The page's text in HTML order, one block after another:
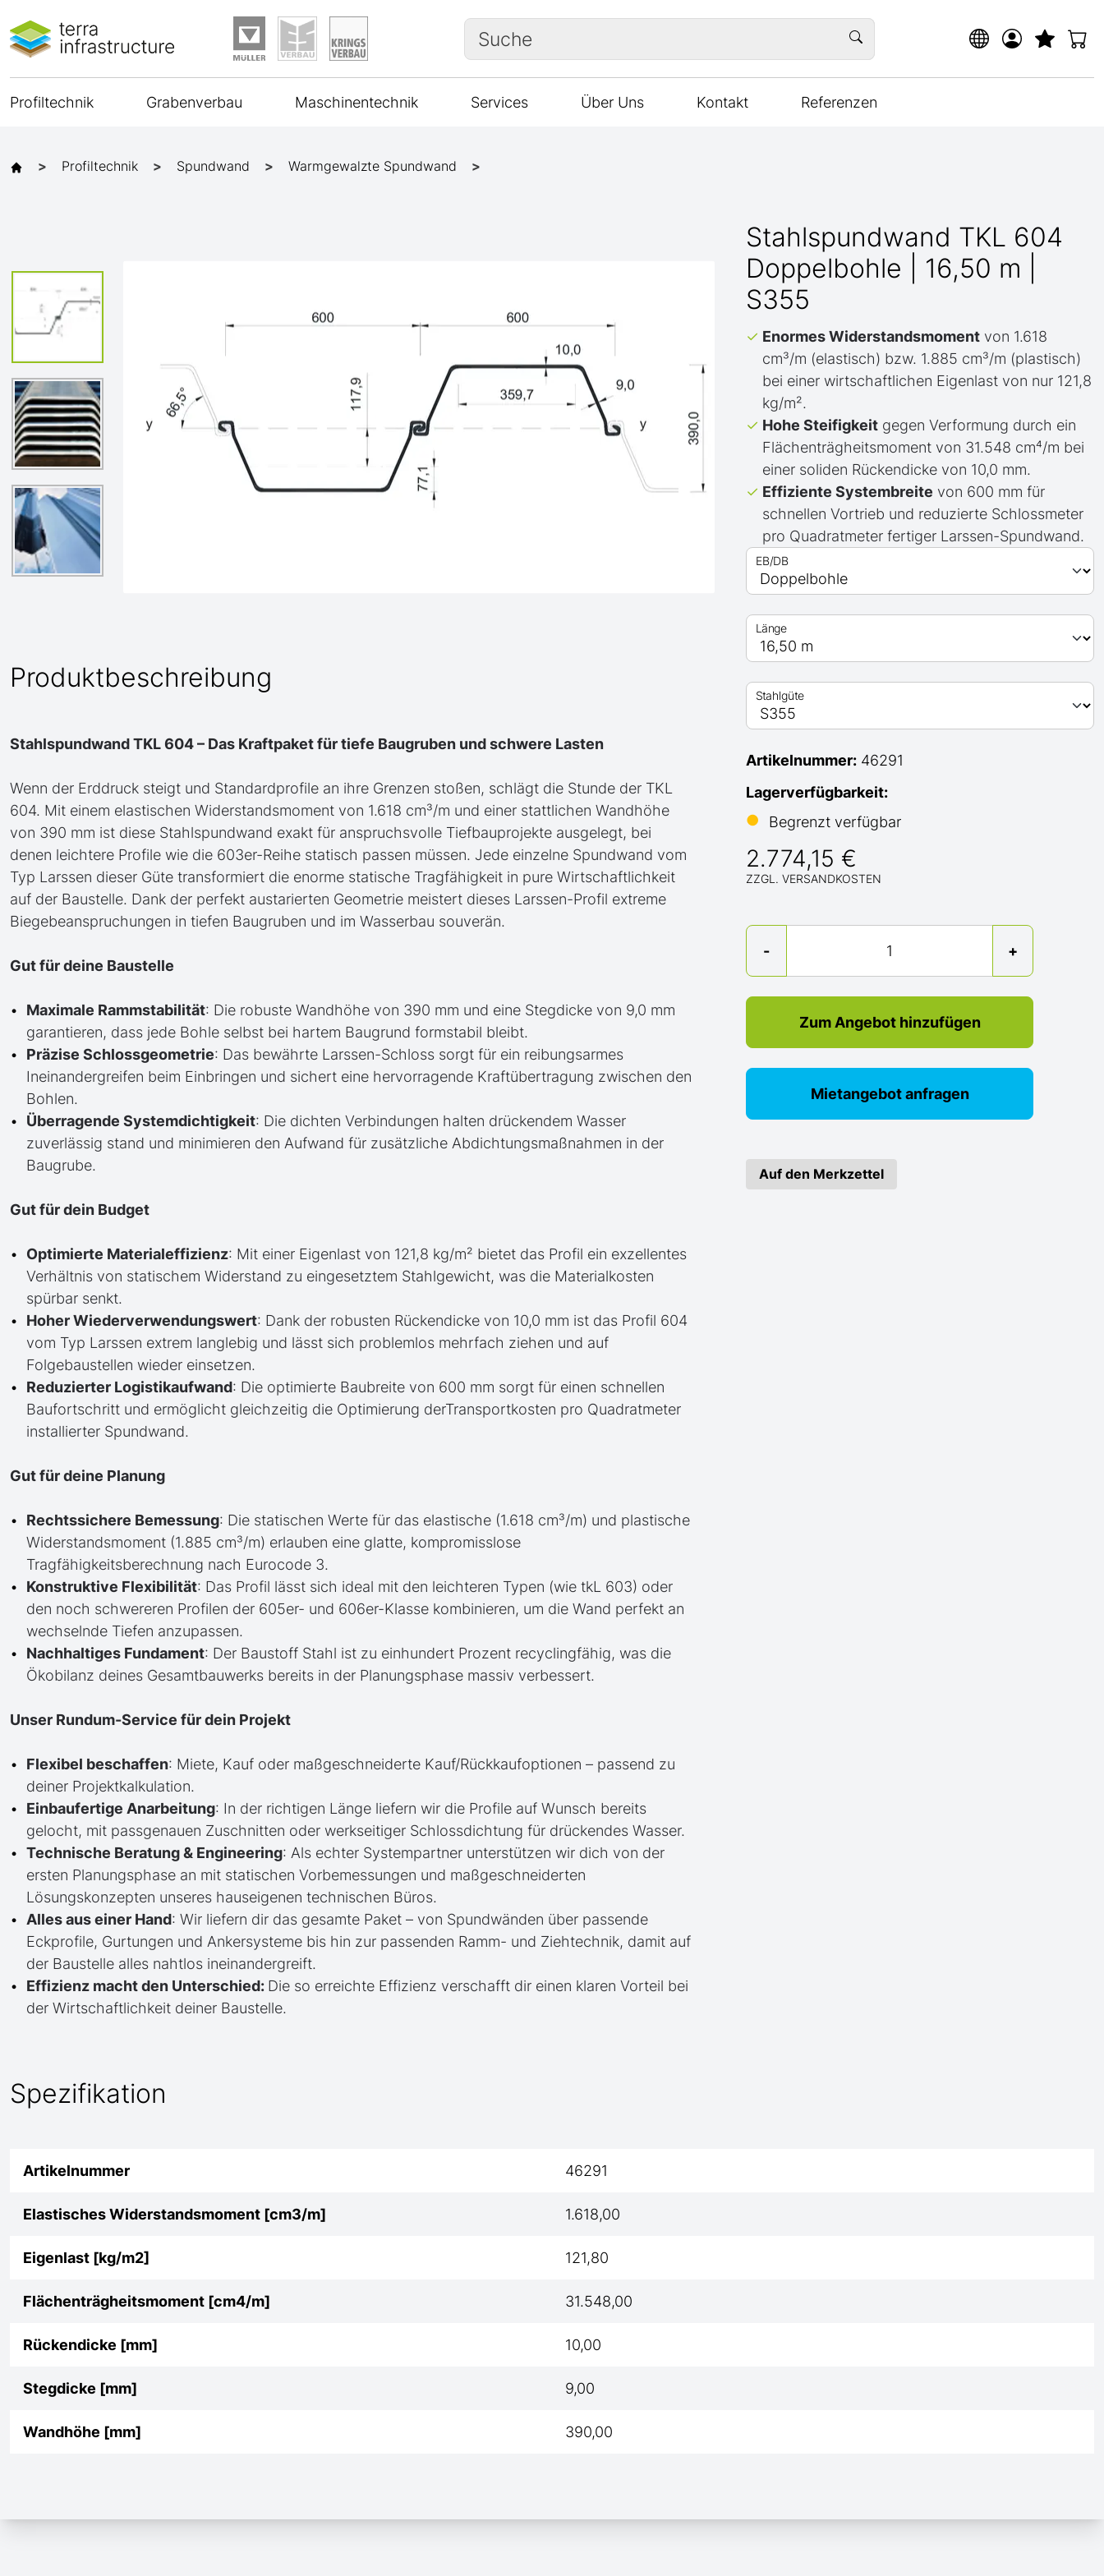
Suche
Profiltechnik Grabenverbau Maschinentechnik Services Über Uns Kontakt Referenzen
Profiltechnik Spundwand Warmgewalzte Spundwand
Produktbeschreibung
Stahlspundwand TKL 604 – Das Kraftpaket für tiefe Baugruben und schwere Lasten
Wenn der Erddruck steigt und Standardprofile an ihre Grenzen stoßen, schlägt die Stunde der TKL
604. Mit einem elastischen Widerstandsmoment von 1.618 cm³/m und einer stattlichen Wandhöhe
von 390 mm ist diese Stahlspundwand exakt für anspruchsvolle Tiefbauprojekte ausgelegt, bei
denen leichtere Profile wie die 603er-Reihe statisch passen müssen. Jede einzelne Spundwand vom
Typ Larssen dieser Güte transformiert die enorme statische Tragfähigkeit in pure Wirtschaftlichkeit
auf der Baustelle. Dank der perfekt austarierten Geometrie meistert dieses Larssen-Profil extreme
Biegebeanspruchungen in tiefen Baugruben und im Wasserbau souverän.
Gut für deine Baustelle
Maximale Rammstabilität: Die robuste Wandhöhe von 390 mm und eine Stegdicke von 9,0 mm
garantieren, dass jede Bohle selbst bei hartem Baugrund formstabil bleibt.
Präzise Schlossgeometrie: Das bewährte Larssen-Schloss sorgt für ein reibungsarmes
Ineinandergreifen beim Einbringen und sichert eine hervorragende Kraftübertragung zwischen den
Bohlen.
Überragende Systemdichtigkeit: Die dichten Verbindungen halten drückendem Wasser
zuverlässig stand und minimieren den Aufwand für zusätzliche Abdichtungsmaßnahmen in der
Baugrube.
Gut für dein Budget
Optimierte Materialeffizienz: Mit einer Eigenlast von 121,8 kg/m² bietet das Profil ein exzellentes
Verhältnis von statischem Widerstand zu eingesetztem Stahlgewicht, was die Materialkosten
spürbar senkt.
Hoher Wiederverwendungswert: Dank der robusten Rückendicke von 10,0 mm ist das Profil 604
vom Typ Larssen extrem langlebig und lässt sich problemlos mehrfach ziehen und auf
Folgebaustellen wieder einsetzen.
Reduzierter Logistikaufwand: Die optimierte Baubreite von 600 mm sorgt für einen schnellen
Baufortschritt und ermöglicht gleichzeitig die Optimierung derTransportkosten pro Quadratmeter
installierter Spundwand.
Gut für deine Planung
Rechtssichere Bemessung: Die statischen Werte für das elastische (1.618 cm³/m) und plastische
Widerstandsmoment (1.885 cm³/m) erlauben eine glatte, kompromisslose
Tragfähigkeitsberechnung nach Eurocode 3.
Konstruktive Flexibilität: Das Profil lässt sich ideal mit den leichteren Typen (wie tkL 603) oder
den noch schwereren Profilen der 605er- und 606er-Klasse kombinieren, um die Wand perfekt an
wechselnde Tiefen anzupassen.
Nachhaltiges Fundament: Der Baustoff Stahl ist zu einhundert Prozent recyclingfähig, was die
Ökobilanz deines Gesamtbauwerks bereits in der Planungsphase massiv verbessert.
Unser Rundum-Service für dein Projekt
Flexibel beschaffen: Miete, Kauf oder maßgeschneiderte Kauf/Rückkaufoptionen – passend zu
deiner Projektkalkulation.
Einbaufertige Anarbeitung: In der richtigen Länge liefern wir die Profile auf Wunsch bereits
gelocht, mit passgenauen Zuschnitten oder werkseitiger Schlossdichtung für drückendes Wasser.
Technische Beratung & Engineering: Als echter Systempartner unterstützen wir dich von der
ersten Planungsphase an mit statischen Vorbemessungen und maßgeschneiderten
Lösungskonzepten unseres hauseigenen technischen Büros.
Alles aus einer Hand: Wir liefern dir das gesamte Paket – von Spundwänden über passende
Eckprofile, Gurtungen und Ankersysteme bis hin zur passenden Ramm- und Ziehtechnik, damit auf
der Baustelle alles nahtlos ineinandergreift.
Effizienz macht den Unterschied: Die so erreichte Effizienz verschafft dir einen klaren Vorteil bei
der Wirtschaftlichkeit deiner Baustelle.
Stahlspundwand TKL 604
Doppelbohle | 16,50 m |
S355
Enormes Widerstandsmoment von 1.618
cm³/m (elastisch) bzw. 1.885 cm³/m (plastisch)
bei einer wirtschaftlichen Eigenlast von nur 121,8
kg/m².
Hohe Steifigkeit gegen Verformung durch ein
Flächenträgheitsmoment von 31.548 cm⁴/m bei
einer soliden Rückendicke von 10,0 mm.
Effiziente Systembreite von 600 mm für
schnellen Vortrieb und reduzierte Schlossmeter
pro Quadratmeter fertiger Larssen-Spundwand.
EB/DB
Länge
Stahlgüte
Artikelnummer: 46291
Lagerverfügbarkeit:
●
Begrenzt verfügbar
2.774,15 €
ZZGL. VERSANDKOSTEN
-
Menge
+
Zum Angebot hinzufügen
Mietangebot anfragen
Auf den Merkzettel
Spezifikation
Artikelnummer 46291
Elastisches Widerstandsmoment [cm3/m] 1.618,00
Eigenlast [kg/m2] 121,80
Flächenträgheitsmoment [cm4/m] 31.548,00
Rückendicke [mm] 10,00
Stegdicke [mm] 9,00
Wandhöhe [mm] 390,00